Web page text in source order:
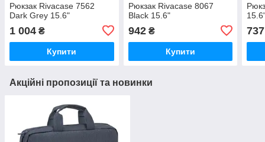
Рюкзак Rivacase 7562
Dark Grey 15.6"
1 004 ₴
Купити
Рюкзак Rivacase 8067
Black 15.6"
942₴
Купити
737
Акційні пропозиції та новинки